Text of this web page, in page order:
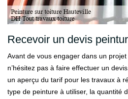
Recevoir un devis
Avant de vous engager dans un projet
n’hésitez pas à faire effectuer un
un aperçu du tarif pour les travaux à
type de peinture à utiliser, la quantité